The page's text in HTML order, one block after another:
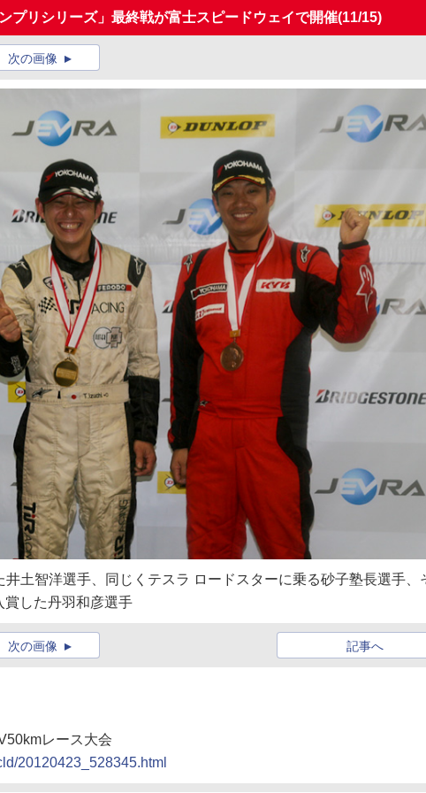
プリシリーズ」最終戦が富士スピードウェイで開催(11/15)
次の画像
土智洋選手、同じくテスラ ロードスターに乗る砂子塾長選手、
賞した丹羽和彦選手
記事へ
次の画像
レース大会
20120423_528345.html